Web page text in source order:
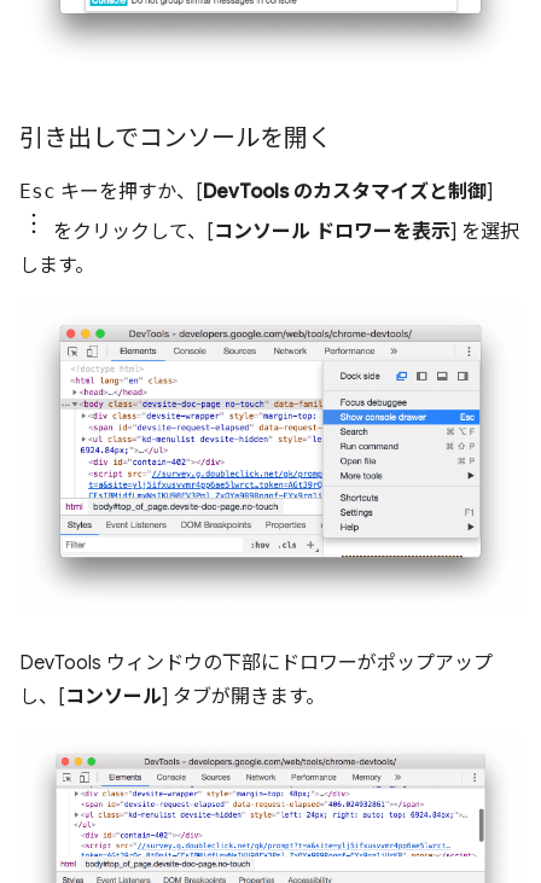
引き出しでコンソールを開く
Esc キーを押すか、[DevTools のカスタマイズと制御]
をクリックして、[コンソール ドロワーを表示] を選択
します。
DevTools ウィンドウの下部にドロワーがポップアップ
し、[コンソール] タブが開きます。